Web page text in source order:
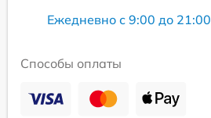
Ежедневно с 9:00 до 21:00
Способы оплаты